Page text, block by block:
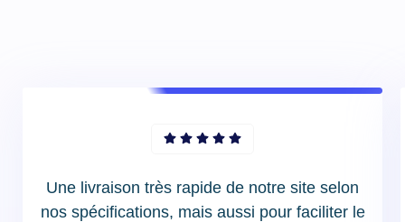
Une livraison très rapide de notre site selon
nos spécifications, mais aussi pour faciliter le